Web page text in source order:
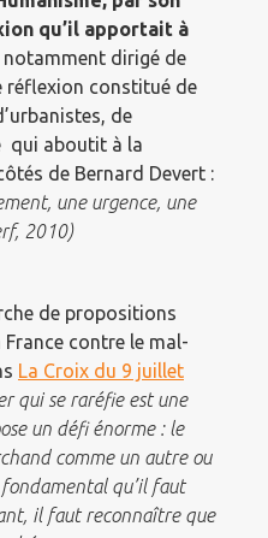
qu’il apportait à
notamment dirigé de
réflexion constitué de
de
qui aboutit à la
de Bernard Devert :
une urgence, une
2010)
de propositions
contre le mal-
La Croix du 9 juillet
qui se raréfie est une
un défi énorme : le
comme un autre ou
fondamental qu’il faut
il faut reconnaître que